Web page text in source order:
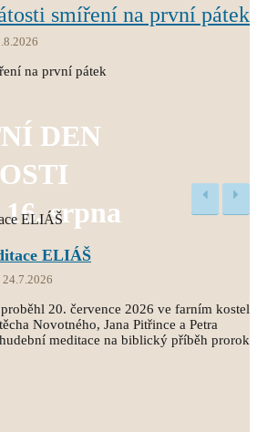
DEN
srpna
smíření na první pátek
na první pátek
ELIÁŠ
24.7.2026
20. července 2026 ve farním kostele
Novotného, Jana Pitřince a Petra
meditace na biblický příběh proroka